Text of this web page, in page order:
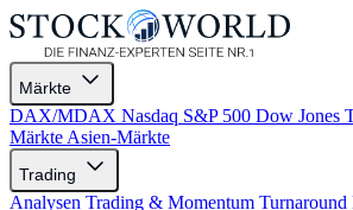
Märkte
DAX/MDAX Nasdaq S&P 500 Dow Jones
Märkte Asien-Märkte
Trading
Analysen Trading & Momentum Turnaround